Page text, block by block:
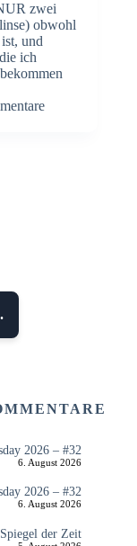
zwei
obwohl
und
ich
2026 – #32
6. August 2026
2026 – #32
6. August 2026
der Zeit